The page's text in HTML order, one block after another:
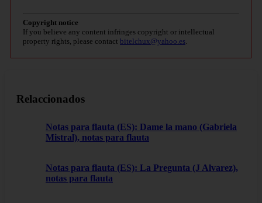
Copyright notice
If you believe any content infringes copyright or intellectual
property rights, please contact bitelchux@yahoo.es
Relaccionados
Notas para flauta (ES): Dame la mano (Gabriela
Mistral), notas para flauta
Notas para flauta (ES): La Pregunta (J Alvarez),
notas para flauta